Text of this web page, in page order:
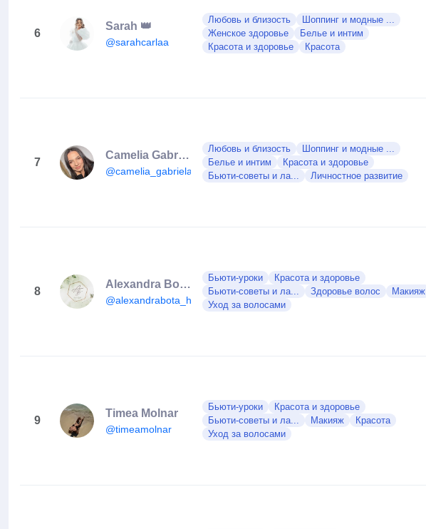
6
Sarah 👑
@sarahcarlaa
Любовь и близость
Шоппинг и модные ...
Женское здоровье
Белье и интим
Красота и здоровье
Красота
7
Camelia Gabriela Măries
@camelia_gabriela_maries
Любовь и близость
Шоппинг и модные ...
Белье и интим
Красота и здоровье
Бьюти-советы и ла...
Личностное развитие
8
Alexandra Bota Hair Concept
@alexandrabota_hairconcept
Бьюти-уроки
Красота и здоровье
Бьюти-советы и ла...
Здоровье волос
Макияж
Уход за волосами
9
Timea Molnar
@timeamolnar
Бьюти-уроки
Красота и здоровье
Бьюти-советы и ла...
Макияж
Красота
Уход за волосами